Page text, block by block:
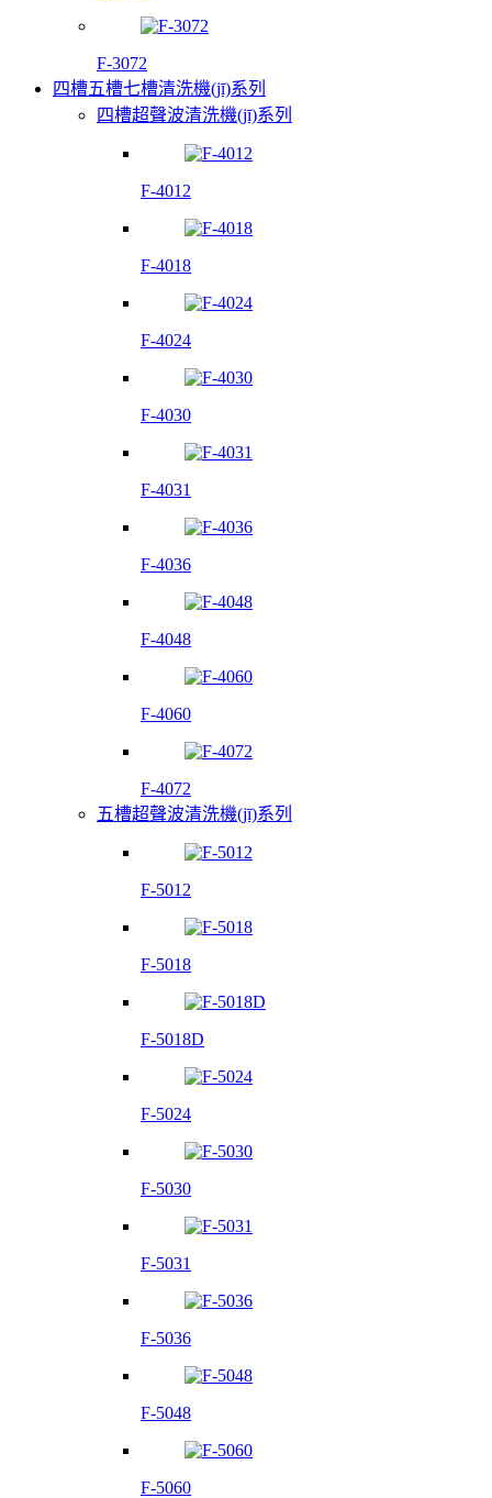
F-3072
四槽五槽七槽清洗機(jī)系列
四槽超聲波清洗機(jī)系列
F-4012
F-4018
F-4024
F-4030
F-4031
F-4036
F-4048
F-4060
F-4072
五槽超聲波清洗機(jī)系列
F-5012
F-5018
F-5018D
F-5024
F-5030
F-5031
F-5036
F-5048
F-5060